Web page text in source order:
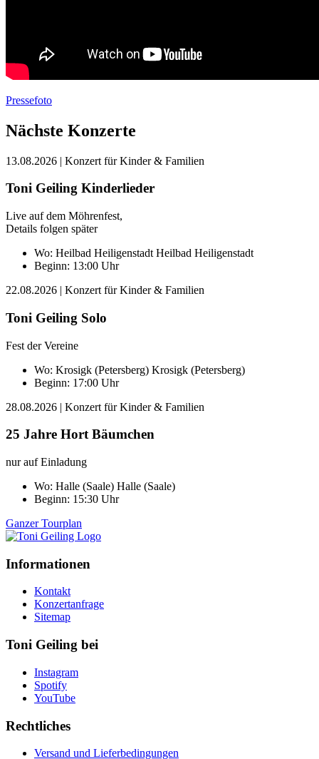
Pressefoto
Nächste Konzerte
13.08.2026 | Konzert für Kinder & Familien
Toni Geiling Kinderlieder
Live auf dem Möhrenfest,
Details folgen später
Wo: Heilbad Heiligenstadt Heilbad Heiligenstadt
Beginn: 13:00 Uhr
22.08.2026 | Konzert für Kinder & Familien
Toni Geiling Solo
Fest der Vereine
Wo: Krosigk (Petersberg) Krosigk (Petersberg)
Beginn: 17:00 Uhr
28.08.2026 | Konzert für Kinder & Familien
25 Jahre Hort Bäumchen
nur auf Einladung
Wo: Halle (Saale) Halle (Saale)
Beginn: 15:30 Uhr
Ganzer Tourplan
Informationen
Kontakt
Konzertanfrage
Sitemap
Toni Geiling bei
Instagram
Spotify
YouTube
Rechtliches
Versand und Lieferbedingungen